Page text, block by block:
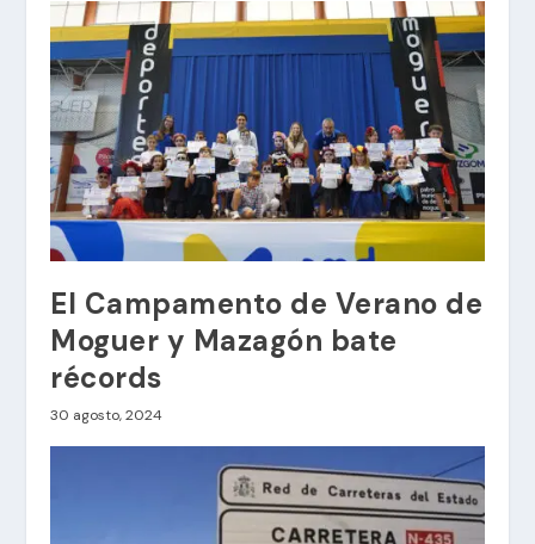
El Campamento de Verano de
Moguer y Mazagón bate
récords
30 agosto, 2024